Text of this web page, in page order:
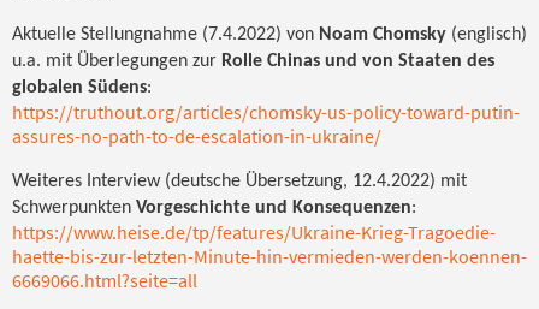
Aktuelle Stellungnahme (7.4.2022) von Noam Chomsky (englisch)
u.a. mit Überlegungen zur Rolle Chinas und von Staaten des
globalen Südens:
https://truthout.org/articles/chomsky-us-policy-toward-putin-
assures-no-path-to-de-escalation-in-ukraine/
Weiteres Interview (deutsche Übersetzung, 12.4.2022) mit
Schwerpunkten Vorgeschichte und Konsequenzen:
https://www.heise.de/tp/features/Ukraine-Krieg-Tragoedie-
haette-bis-zur-letzten-Minute-hin-vermieden-werden-koennen-
6669066.html?seite=all